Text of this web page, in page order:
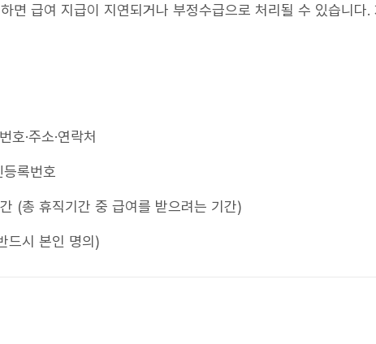
면 급여 지급이 지연되거나 부정수급으로 처리될 수 있습니다.
호·주소·연락처
록번호
(총 휴직기간 중 급여를 받으려는 기간)
드시 본인 명의)